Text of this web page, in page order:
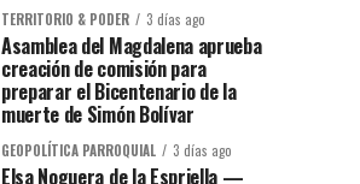
TERRITORIO & PODER 3 días ago
Asamblea del Magdalena aprueba
creación de comisión para
preparar el Bicentenario de la
muerte de Simón Bolívar
GEOPOLÍTICA PARROQUIAL 3 días ago
Elsa Noguera de la Espriella —